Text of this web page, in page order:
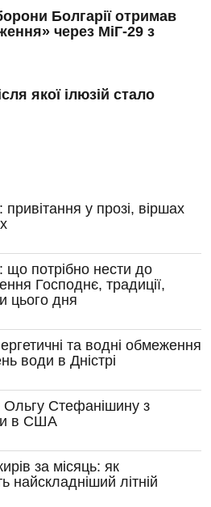
Болгарії отримав
через МіГ-29 з
якої ілюзій стало
у прозі, віршах
потрібно нести до
Господнє, традиції,
цього дня
та водні обмеження
води в Дністрі
Ольгу Стефанішину з
в США
за місяць: як
найскладніший літній